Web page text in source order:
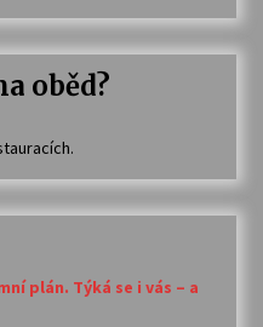
oběd?
plán. Týká se i vás – a